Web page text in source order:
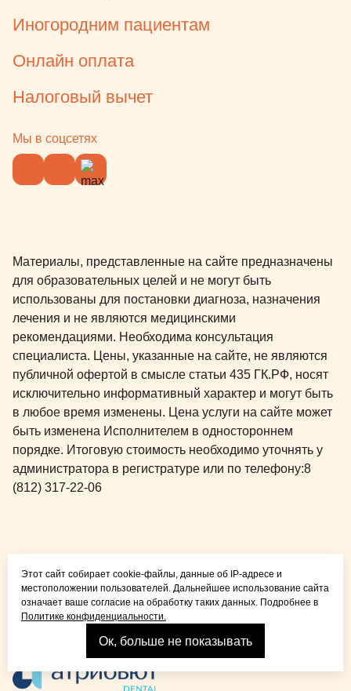
Иногородним пациентам
Онлайн оплата
Налоговый вычет
Мы в соцсетях
Материалы, представленные на сайте предназначены
для образовательных целей и не могут быть
использованы для постановки диагноза, назначения
лечения и не являются медицинскими
рекомендациями. Необходима консультация
специалиста. Цены, указанные на сайте, не являются
публичной офертой в смысле статьи 435 ГК.РФ, носят
исключительно информативный характер и могут быть
в любое время изменены. Цена услуги на сайте может
быть изменена Исполнителем в одностороннем
порядке. Итоговую стоимость необходимо уточнять у
администратора в регистратуре или по телефону:8
(812) 317-22-06
детей и взрослых
Взрослая стоматология
Этот сайт собирает cookie-файлы, данные об IP-адресе и
местоположении пользователей. Дальнейшее использование сайта
означает ваше согласие на обработку таких данных. Подробнее в
Политике конфиденциальности.
Ок, больше не показывать